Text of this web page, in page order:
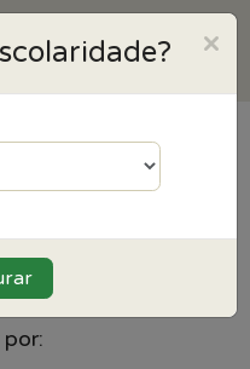
para TIC
de Sintra
×